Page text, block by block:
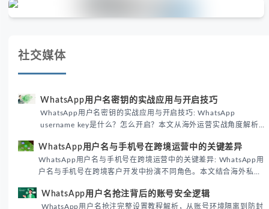
社交媒体
WhatsApp用户名密钥的实战应用与开启技巧
WhatsApp用户名密钥的实战应用与开启技巧: WhatsApp
username key是什么？怎么开启？本文从海外运营实战角度解析
境团队高效触达目标客户。
WhatsApp用户名与手机号在跨境运营中的关键差异
WhatsApp用户名与手机号在跨境运营中的关键差异: WhatsApp用
户名与手机号在跨境客户开发中扮演不同角色。本文结合海外私域
际差异，帮助团队优化WhatsApp营销策略。
WhatsApp用户名抢注背后的账号安全逻辑
WhatsApp用户名抢注完整设置教程解析，从账号环境隔离到防封